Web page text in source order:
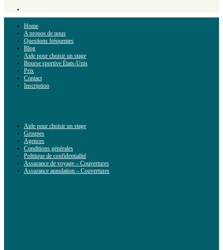
Home
A propos de nous
Questions fréquentes
Blog
Aide pour choisir un stage
Bourse sportive États-Unis
Prix
Contact
Inscription
Aide pour choisir un stage
Groupes
Agences
Conditions générales
Politique de confidentialité
Assurance de voyage – Couvertures
Assurance annulation – Couvertures